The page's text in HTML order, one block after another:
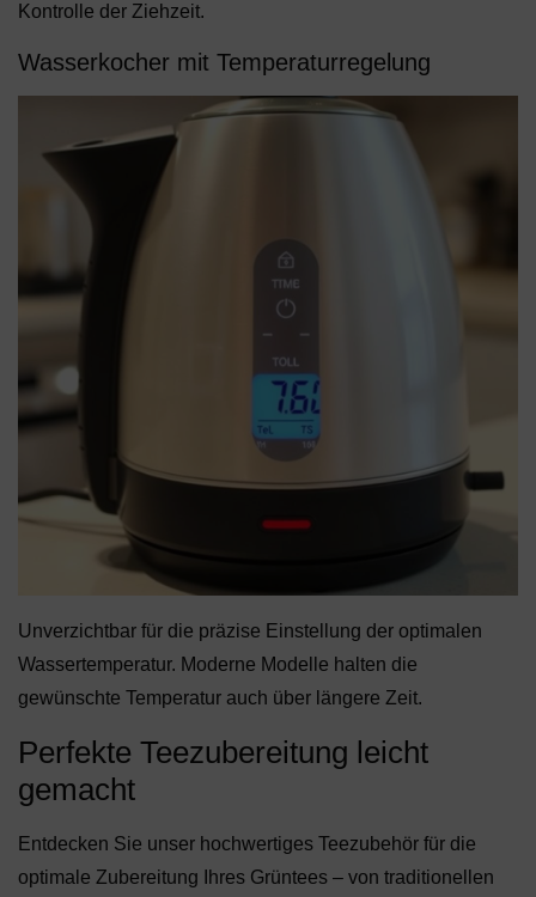
Kontrolle der Ziehzeit.
Wasserkocher mit Temperaturregelung
Unverzichtbar für die präzise Einstellung der optimalen
Wassertemperatur. Moderne Modelle halten die
gewünschte Temperatur auch über längere Zeit.
Perfekte Teezubereitung leicht
gemacht
Entdecken Sie unser hochwertiges Teezubehör für die
optimale Zubereitung Ihres Grüntees – von traditionellen